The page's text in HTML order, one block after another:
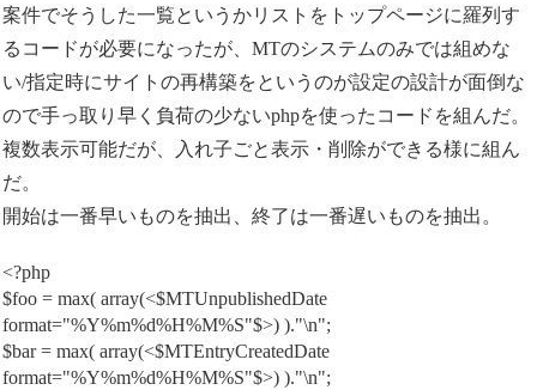
案件でそうした一覧というかリストをトップページに羅列す
るコードが必要になったが、MTのシステムのみでは組めな
い/指定時にサイトの再構築をというのが設定の設計が面倒な
ので手っ取り早く負荷の少ないphpを使ったコードを組んだ。
複数表示可能だが、入れ子ごと表示・削除ができる様に組ん
だ。
開始は一番早いものを抽出、終了は一番遅いものを抽出。
<?php
$foo = max( array(<$MTUnpublishedDate
format="%Y%m%d%H%M%S"$>) )."\n";
$bar = max( array(<$MTEntryCreatedDate
format="%Y%m%d%H%M%S"$>) )."\n";